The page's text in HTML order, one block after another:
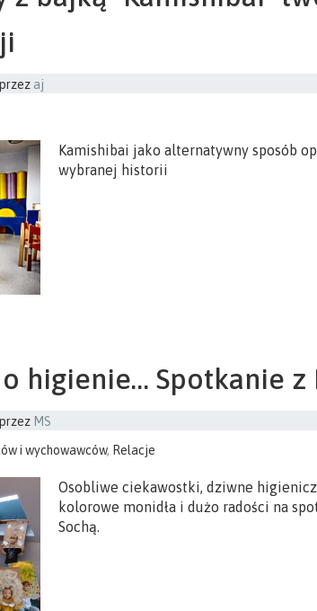
przez aj
Kamishibai jako alternatywny sposób
wybranej historii
o higienie… Spotkanie z
przez MS
i wychowawców, Relacje
Osobliwe ciekawostki, dziwne
kolorowe monidła i dużo radości na
Sochą.